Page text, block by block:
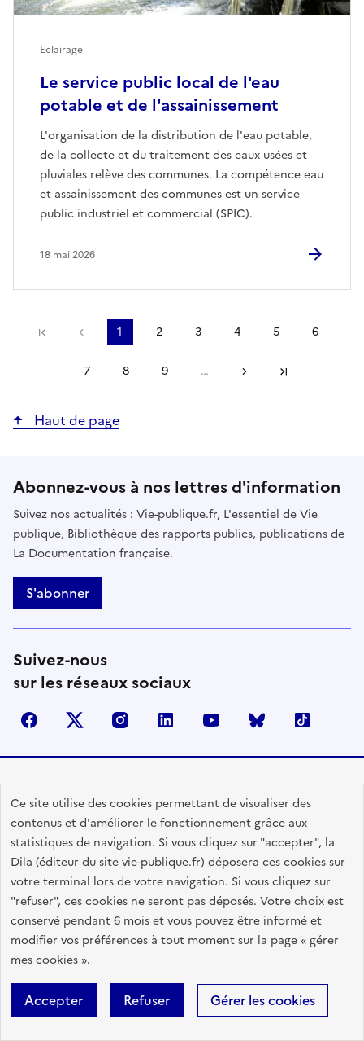
Ce site utilise des cookies permettant de visualiser des
contenus et d'améliorer le fonctionnement grâce aux
statistiques de navigation. Si vous cliquez sur "accepter", la
Dila (éditeur du site vie-publique.fr) déposera ces cookies sur
votre terminal lors de votre navigation. Si vous cliquez sur
"refuser", ces cookies ne seront pas déposés. Votre choix est
conservé pendant 6 mois et vous pouvez être informé et
modifier vos préférences à tout moment sur la page « gérer
mes cookies ».
Accepter Refuser Gérer les cookies
Le service public local de l'eau
potable et de l'assainissement
L'organisation de la distribution de l'eau potable,
de la collecte et du traitement des eaux usées et
pluviales relève des communes. La compétence eau
et assainissement des communes est un service
public industriel et commercial (SPIC).
Eclairage
18 mai 2026
Première pagePrécédent
Page
1 Page
2 Page
3 Page
4 Page
5 Page
6
Page
7 Page
8 Page
9 … SuivantDernière page
Haut de page
Abonnez-vous à nos lettres d'information
Suivez nos actualités : Vie-publique.fr, L'essentiel de Vie
publique, Bibliothèque des rapports publics, publications de
La Documentation française.
S'abonner
Suivez-nous
sur les réseaux sociaux
facebook X (anciennement Twitter)
instagramlinkedin youtube Bluesky
Lettres d'information
Espace Presse
Utiliser nos contenus
Flux RSS
Travailler avec Vie publique
Glossaire